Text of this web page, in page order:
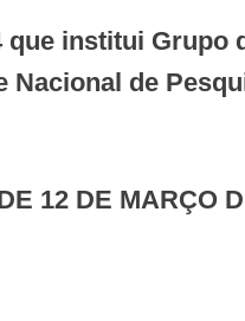
de
12 DE MARÇO